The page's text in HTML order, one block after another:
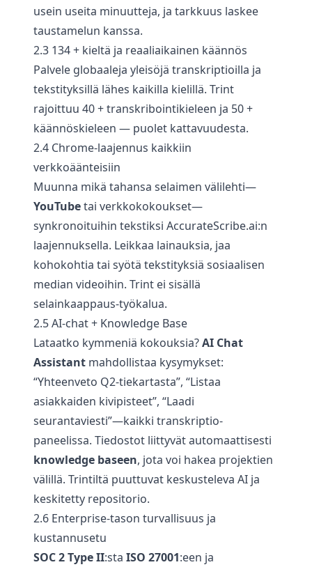
usein useita minuutteja, ja tarkkuus laskee
taustamelun kanssa.
2.3 134 + kieltä ja reaaliaikainen käännös
Palvele globaaleja yleisöjä transkriptioilla ja
tekstityksillä lähes kaikilla kielillä. Trint
rajoittuu 40 + transkribointikieleen ja 50 +
käännöskieleen — puolet kattavuudesta.
2.4 Chrome-laajennus kaikkiin
verkkoäänteisiin
Muunna mikä tahansa selaimen välilehti—
YouTubetai verkkokokoukset—
synkronoituihin tekstiksi AccurateScribe.ai:n
laajennuksella. Leikkaa lainauksia, jaa
kohokohtia tai syötä tekstityksiä sosiaalisen
median videoihin. Trint ei sisällä
selainkaappaus-työkalua.
2.5 AI-chat + Knowledge Base
Lataatko kymmeniä kokouksia?AI Chat
Assistant mahdollistaa kysymykset:
“Yhteenveto Q2-tiekartasta”, “Listaa
asiakkaiden kivipisteet”, “Laadi
seurantaviesti”—kaikki transkriptio-
paneelissa. Tiedostot liittyvät automaattisesti
knowledge baseen, jota voi hakea projektien
välillä. Trintiltä puuttuvat keskusteleva AI ja
keskitetty repositorio.
2.6 Enterprise-tason turvallisuus ja
kustannusetu
SOC 2 Type II:sta ISO 27001:een ja